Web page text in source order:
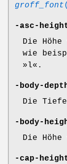
groff_font
-asc-
Die
wie
»l«.
-body-
Die Tiefe
-body-
Die Höhe
-cap-